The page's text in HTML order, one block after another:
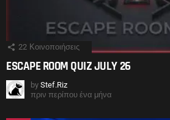
22 Κοινοποιήσεις
ESCAPE ROOM QUIZ JULY 26
by Stef.Riz
πριν περίπου ένα μήνα